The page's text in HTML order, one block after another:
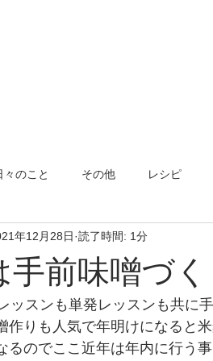
々のこと その他 レシピ
手前味噌づく
年12月28日 読了時間: 1分
ッスンも単発レッスンも共に
作りも人気で年明けになると
るのでここ近年は年内に行う事